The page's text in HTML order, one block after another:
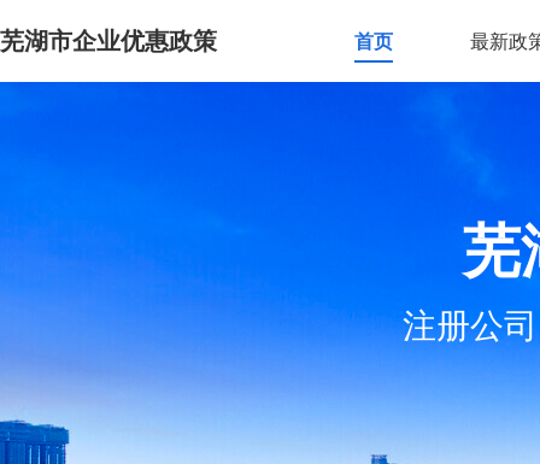
芜湖市企业优惠政策 首页 最新政
芜
注册公